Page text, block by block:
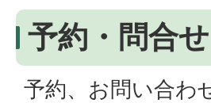
予約・問合せ
予約、お問い合わ